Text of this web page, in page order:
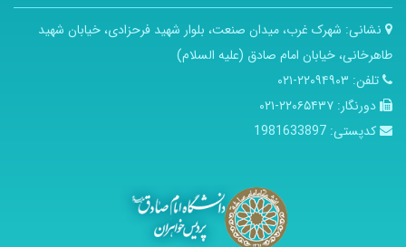
نشانی: شهرک غرب، میدان صنعت، بلوار شهید فرحزادی، خیابان شهید
طاهرخانی، خیابان امام صادق (علیه السلام)
تلفن: ۲۲۰۹۴۹۰۳-۰۲۱
دورنگار: ۲۲۰۶۵۴۳۷-۰۲۱
کدپستی: 1981633897